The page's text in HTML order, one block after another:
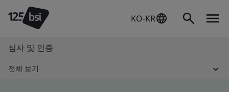
KO-KR
심사 및 인증
전체 보기